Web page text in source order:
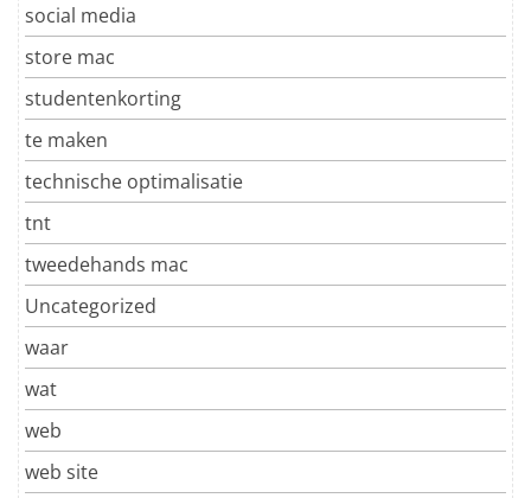
social media
store mac
studentenkorting
te maken
technische optimalisatie
tnt
tweedehands mac
Uncategorized
waar
wat
web
web site